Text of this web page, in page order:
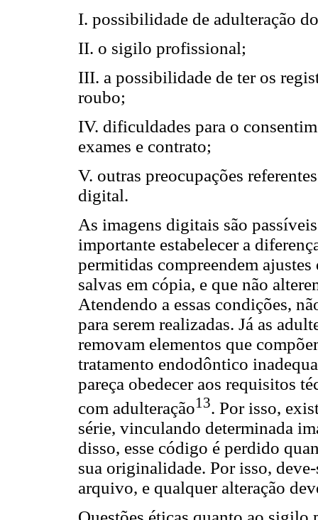
I. possibilidade de adulteração
II. o sigilo profissional;
III. a possibilidade de ter os
roubo;
IV. dificuldades para o
exames e contrato;
V. outras preocupações
digital.
As imagens digitais são
importante estabelecer a
permitidas compreendem
salvas em cópia, e que não
Atendendo a essas condições,
para serem realizadas. Já as
removam elementos que
tratamento endodôntico
pareça obedecer aos requisitos
com adulteração13. Por isso,
série, vinculando determinada
disso, esse código é perdido
sua originalidade. Por isso,
arquivo, e qualquer alteração